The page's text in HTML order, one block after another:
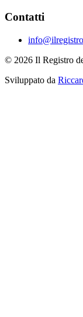
Contatti
© 2026 Il Registro
Sviluppato da